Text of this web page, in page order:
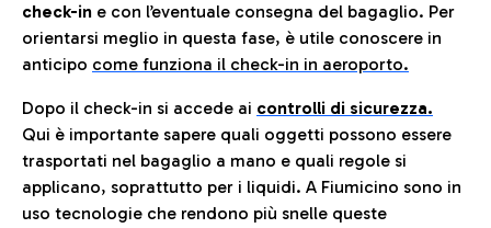
check-in e con l’eventuale consegna del bagaglio. Per
orientarsi meglio in questa fase, è utile conoscere in
anticipo come funziona il check-in in aeroporto.
Dopo il check-in si accede ai controlli di sicurezza.
Qui è importante sapere quali oggetti possono essere
trasportati nel bagaglio a mano e quali regole si
applicano, soprattutto per i liquidi. A Fiumicino sono in
uso tecnologie che rendono più snelle queste